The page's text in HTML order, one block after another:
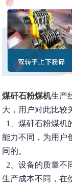
煤矸石粉煤机生产
大，用户对此比较
1、煤矸石粉煤机
能力不同，为用户
同的。
2、设备的质量不
生产成本不同，在